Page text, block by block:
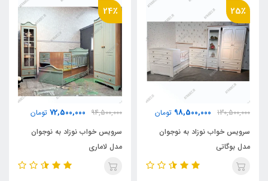
25٪
130,500,000
98,500,000 تومان
سرویس خواب نوزاد به نوجوان
مدل بوگاتی
24٪
94,500,000
72,500,000 تومان
سرویس خواب نوزاد به نوجوان
مدل لاماری